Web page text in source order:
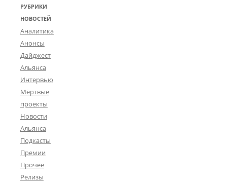
РУБРИКИ
НОВОСТЕЙ
Аналитика
Анонсы
Дайджест
Альянса
Интервью
Мёртвые
проекты
Новости
Альянса
Подкасты
Премии
Прочее
Релизы